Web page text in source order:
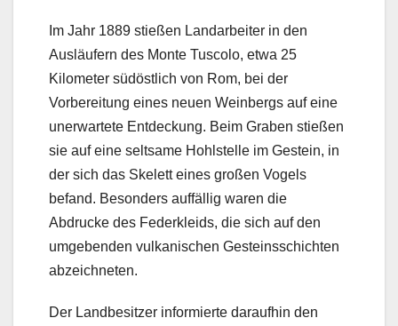
Im Jahr 1889 stießen Landarbeiter in den
Ausläufern des Monte Tuscolo, etwa 25
Kilometer südöstlich von Rom, bei der
Vorbereitung eines neuen Weinbergs auf eine
unerwartete Entdeckung. Beim Graben stießen
sie auf eine seltsame Hohlstelle im Gestein, in
der sich das Skelett eines großen Vogels
befand. Besonders auffällig waren die
Abdrucke des Federkleids, die sich auf den
umgebenden vulkanischen Gesteinsschichten
abzeichneten.
Der Landbesitzer informierte daraufhin den